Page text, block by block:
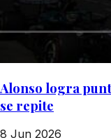
Alonso logra
se repite
8 Jun 2026